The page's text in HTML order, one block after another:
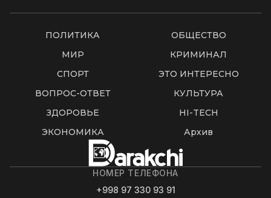
ПОЛИТИКА
ОБЩЕСТВО
МИР
КРИМИНАЛ
СПОРТ
ЭТО ИНТЕРЕСНО
ВОПРОС-ОТВЕТ
КУЛЬТУРА
ЗДОРОВЬЕ
HI-TECH
ЭКОНОМИКА
Архив
НОМЕР ТЕЛЕФОНА
+998 97 330 93 91